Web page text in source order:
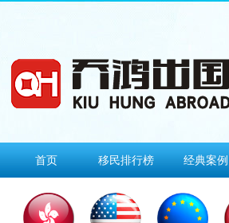
首页 移民排行榜 经典案例